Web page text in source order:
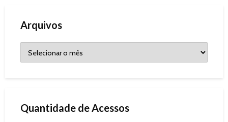
Arquivos
Quantidade de Acessos